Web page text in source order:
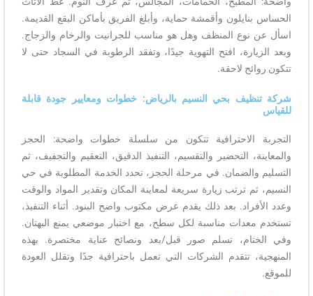
وأقمشة حماية، وأبلغ الفريق بأماكن البقع القديمة.
المنظف وهل هو مناسب للجرانيت والرخام والزجاج.
افتح التهوية جيدًا، وتفقد الرطوبة في السجاد حتى لا
لاحقة.
بحي النسيم بالرياض: خطوات ومعايير جودة قابلة
الاحترافية تتكون من سلسلة خطوات واضحة: الحجز
التحضير والتقسيم، التنفيذ الدقيق، التعقيم والتجفيف، ثم
في مرحلة الحجز، تحدد الخدمة المطلوبة في حي
ترتب زيارة سريعة لمعاينة المكان وتقدير المواد والوقت
بعد ذلك يقدم عرض مكتوب واضح البنود. أثناء التنفيذ،
مناسبة لكل سطح، مع اختبار موضعي يمنع البهتان.
تسلم صور قبل/بعد ونصائح عناية مختصرة. بهذه
تتقدم الشركات التي تعمل باحترافية جدًا وتقلل العودة